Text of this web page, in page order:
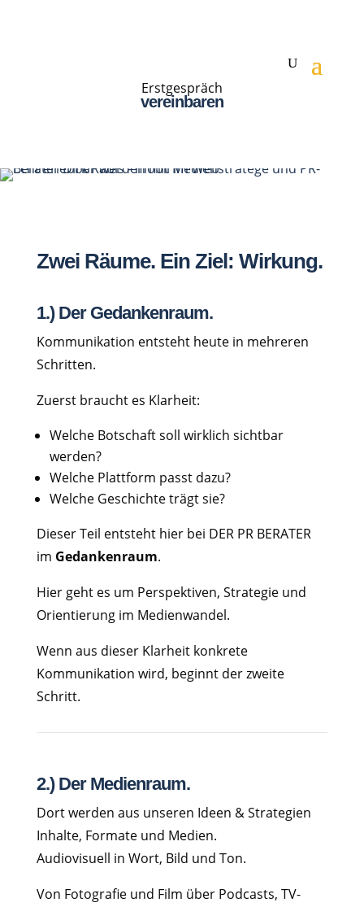
Erstgespräch
vereinbaren
Zwei Räume. Ein Ziel: Wirkung.
1.) Der Gedankenraum.
Kommunikation entsteht heute in mehreren
Schritten.
Zuerst braucht es Klarheit:
Welche Botschaftsoll wirklich sichtbar
werden?
Welche Plattform passt dazu?
Welche Geschichteträgtsie?
DieserTeil entsteht hier bei DER PR BERATER
im Gedankenraum.
Hier geht es um Perspektiven, Strategie und
Orientierung im Medienwandel.
Wenn aus dieser Klarheit konkrete
Kommunikation wird, beginnt derzweite
Schritt.
2.) Der Medienraum.
Dortwerden aus unseren Ideen & Strategien
Inhalte, Formate und Medien.
Audiovisuell in Wort, Bild und Ton.
Von Fotografie und Film über Podcasts, TV-